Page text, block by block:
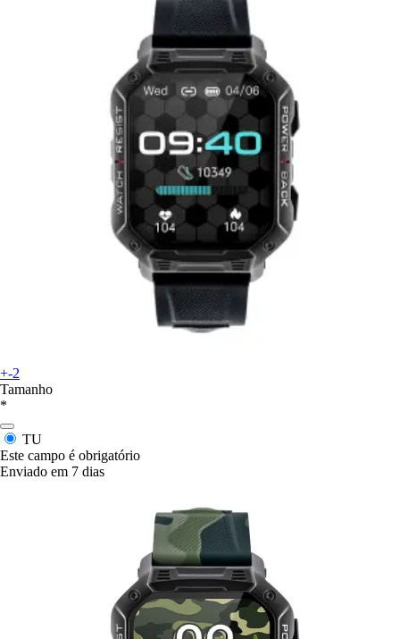
+-2
Tamanho
*
TU
Este campo é obrigatório
Enviado em 7 dias